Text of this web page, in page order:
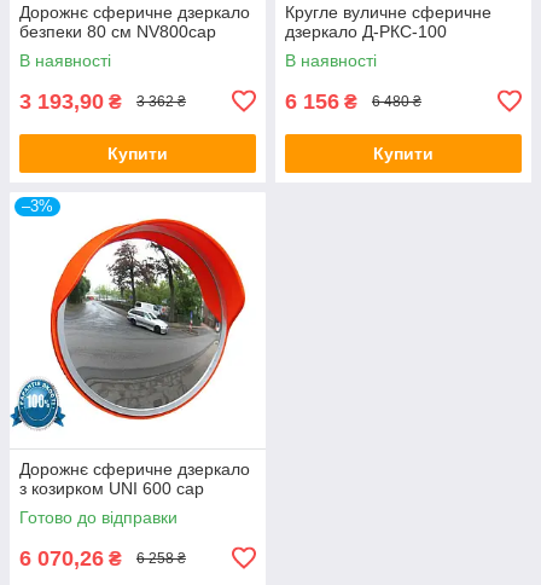
Дорожнє сферичне дзеркало
безпеки 80 см NV800cap
В наявності
3 193,90 ₴ 3 362 ₴
Купити
Кругле вуличне сферичне
дзеркало Д-РКС-100
В наявності
6 156 ₴ 6 480 ₴
Купити
–3%
Дорожнє сферичне дзеркало
з козирком UNI 600 cap
Готово до відправки
6 070,26 ₴ 6 258 ₴